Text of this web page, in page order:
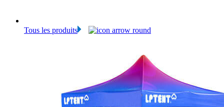
Tous les produits